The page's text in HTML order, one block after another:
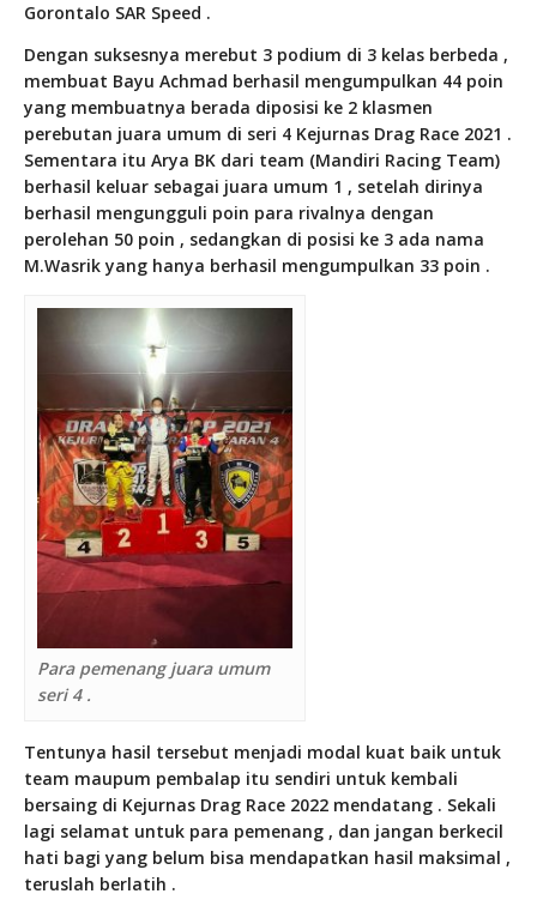
Gorontalo SAR Speed .
Dengan suksesnya merebut 3 podium di 3 kelas berbeda ,
membuat Bayu Achmad berhasil mengumpulkan 44 poin
yang membuatnya berada diposisi ke 2 klasmen
perebutan juara umum di seri 4 Kejurnas Drag Race 2021 .
Sementara itu Arya BK dari team (Mandiri Racing Team)
berhasil keluar sebagai juara umum 1 , setelah dirinya
berhasil mengungguli poin para rivalnya dengan
perolehan 50 poin , sedangkan di posisi ke 3 ada nama
M.Wasrik yang hanya berhasil mengumpulkan 33 poin .
Para pemenang juara umum
seri 4 .
Tentunya hasil tersebut menjadi modal kuat baik untuk
team maupum pembalap itu sendiri untuk kembali
bersaing di Kejurnas Drag Race 2022 mendatang . Sekali
lagi selamat untuk para pemenang , dan jangan berkecil
hati bagi yang belum bisa mendapatkan hasil maksimal ,
teruslah berlatih .